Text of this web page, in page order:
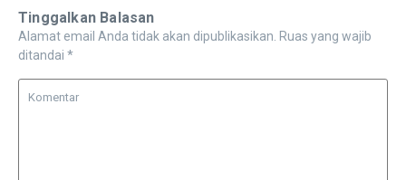
Tinggalkan Balasan
Alamat email Anda tidak akan dipublikasikan. Ruas yang wajib
ditandai *